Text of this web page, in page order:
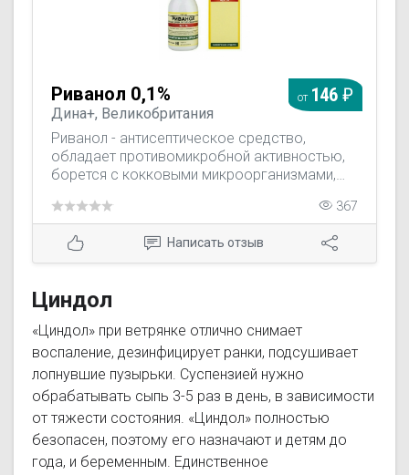
Риванол 0,1%
Дина+, Великобритания
Риванол - антисептическое средство,
обладает противомикробной активностью,
борется с кокковыми микроорганизмами,
хирургии, дерматологии, офтальмологии.
от 146
367
Написать отзыв
Циндол
«Циндол» при ветрянке отлично снимает
воспаление, дезинфицирует ранки, подсушивает
лопнувшие пузырьки. Суспензией нужно
обрабатывать сыпь 3-5 раз в день, в зависимости
от тяжести состояния. «Циндол» полностью
безопасен, поэтому его назначают и детям до
года, и беременным. Единственное